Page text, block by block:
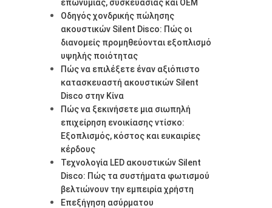
επωνυμίας, συσκευασίας και OEM
Οδηγός χονδρικής πώλησης
ακουστικών Silent Disco: Πώς οι
διανομείς προμηθεύονται εξοπλισμό
υψηλής ποιότητας
Πώς να επιλέξετε έναν αξιόπιστο
κατασκευαστή ακουστικών Silent
Disco στην Κίνα
Πώς να ξεκινήσετε μια σιωπηλή
επιχείρηση ενοικίασης ντίσκο:
Εξοπλισμός, κόστος και ευκαιρίες
κέρδους
Τεχνολογία LED ακουστικών Silent
Disco: Πώς τα συστήματα φωτισμού
βελτιώνουν την εμπειρία χρήστη
Επεξήγηση ασύρματου